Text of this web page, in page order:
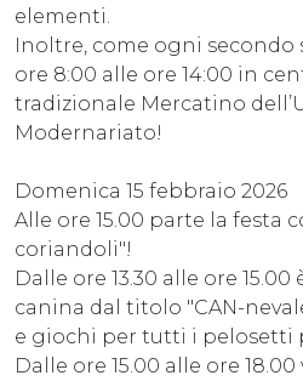
elementi.
Inoltre, come ogni secondo
ore 8:00 alle ore 14:00 in
tradizionale Mercatino
Modernariato!
Domenica 15 febbraio 2026
Alle ore 15.00 parte la festa
coriandoli"!
Dalle ore 13.30 alle ore
canina dal titolo "CAN-
e giochi per tutti i pelosetti
Dalle ore 15.00 alle ore